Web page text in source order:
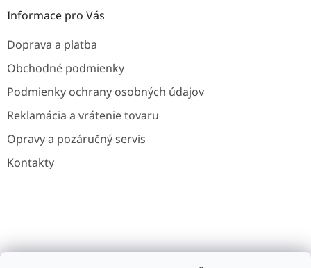
Informace pro Vás
Doprava a platba
Obchodné podmienky
Podmienky ochrany osobných údajov
Reklamácia a vrátenie tovaru
Opravy a pozáručný servis
Kontakty